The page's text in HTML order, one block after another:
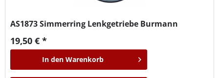
AS1873Simmerring Lenkgetriebe Burmann
19,50 € *
In den Warenkorb